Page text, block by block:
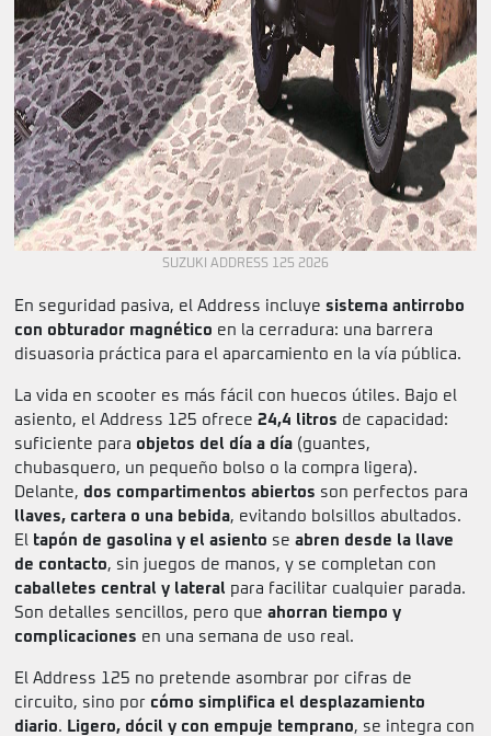
SUZUKI ADDRESS 125 2026
En seguridad pasiva, el Address incluye sistema antirrobo
con obturador magnético en la cerradura: una barrera
disuasoria práctica para el aparcamiento en la vía pública.
La vida en scooter es más fácil con huecos útiles. Bajo el
asiento, el Address 125 ofrece 24,4 litros de capacidad:
suficiente para objetos del día a día (guantes,
chubasquero, un pequeño bolso o la compra ligera).
Delante, dos compartimentos abiertos son perfectos para
llaves, cartera o una bebida, evitando bolsillos abultados.
El tapón de gasolina y el asiento se abren desde la llave
de contacto, sin juegos de manos, y se completan con
caballetes central y lateral para facilitar cualquier parada.
Son detalles sencillos, pero que ahorran tiempo y
complicaciones en una semana de uso real.
El Address 125 no pretende asombrar por cifras de
circuito, sino por cómo simplifica el desplazamiento
diario. Ligero, dócil y con empuje temprano, se integra con